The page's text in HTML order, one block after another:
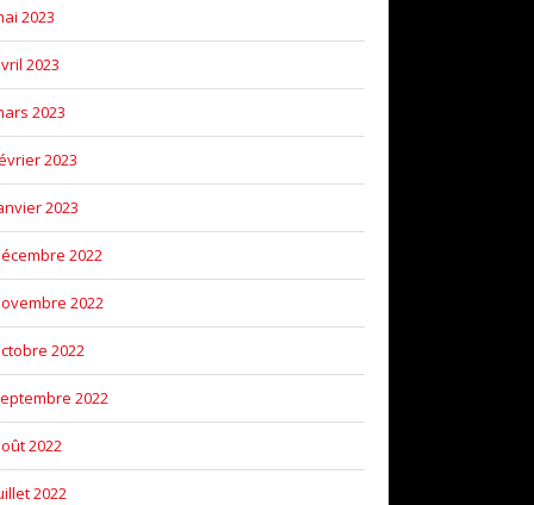
2023
2023
2023
2023
2023
2022
2022
2022
2022
2022
2022